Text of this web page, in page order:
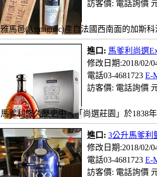
訪客價: 電話詢價
雅馬邑(Armagnac)產自法國西南面的加斯
進口: 馬爹利尚選
修改日期:2018/02/
電話03-4681723 E-
訪客價: 電話詢價
馬爹利悠久歷史中，「尚選莊園」於1838
進口: 3公升馬爹利
修改日期:2018/02/
電話03-4681723 E-
訪客價: 電話詢價